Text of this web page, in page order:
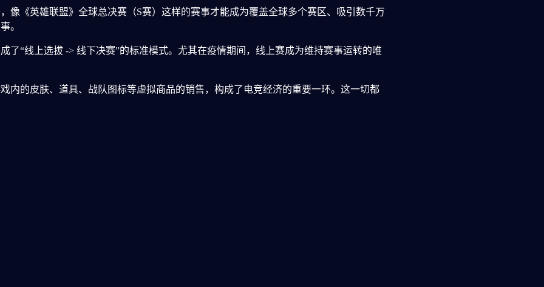
像《英雄联盟》全球总决赛（S赛）这样的赛事才能成为覆盖全球多个赛区、吸引数千万
。
了“线上选拔 -> 线下决赛”的标准模式。尤其在疫情期间，线上赛成为维持赛事运转的唯
内的皮肤、道具、战队图标等虚拟商品的销售，构成了电竞经济的重要一环。这一切都